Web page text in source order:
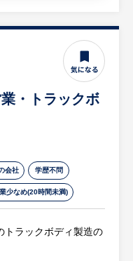
。CAD操作のご経験者
。
・トラックボ
会社 学歴不問
少なめ(20時間未満)
トラックボディ製造の